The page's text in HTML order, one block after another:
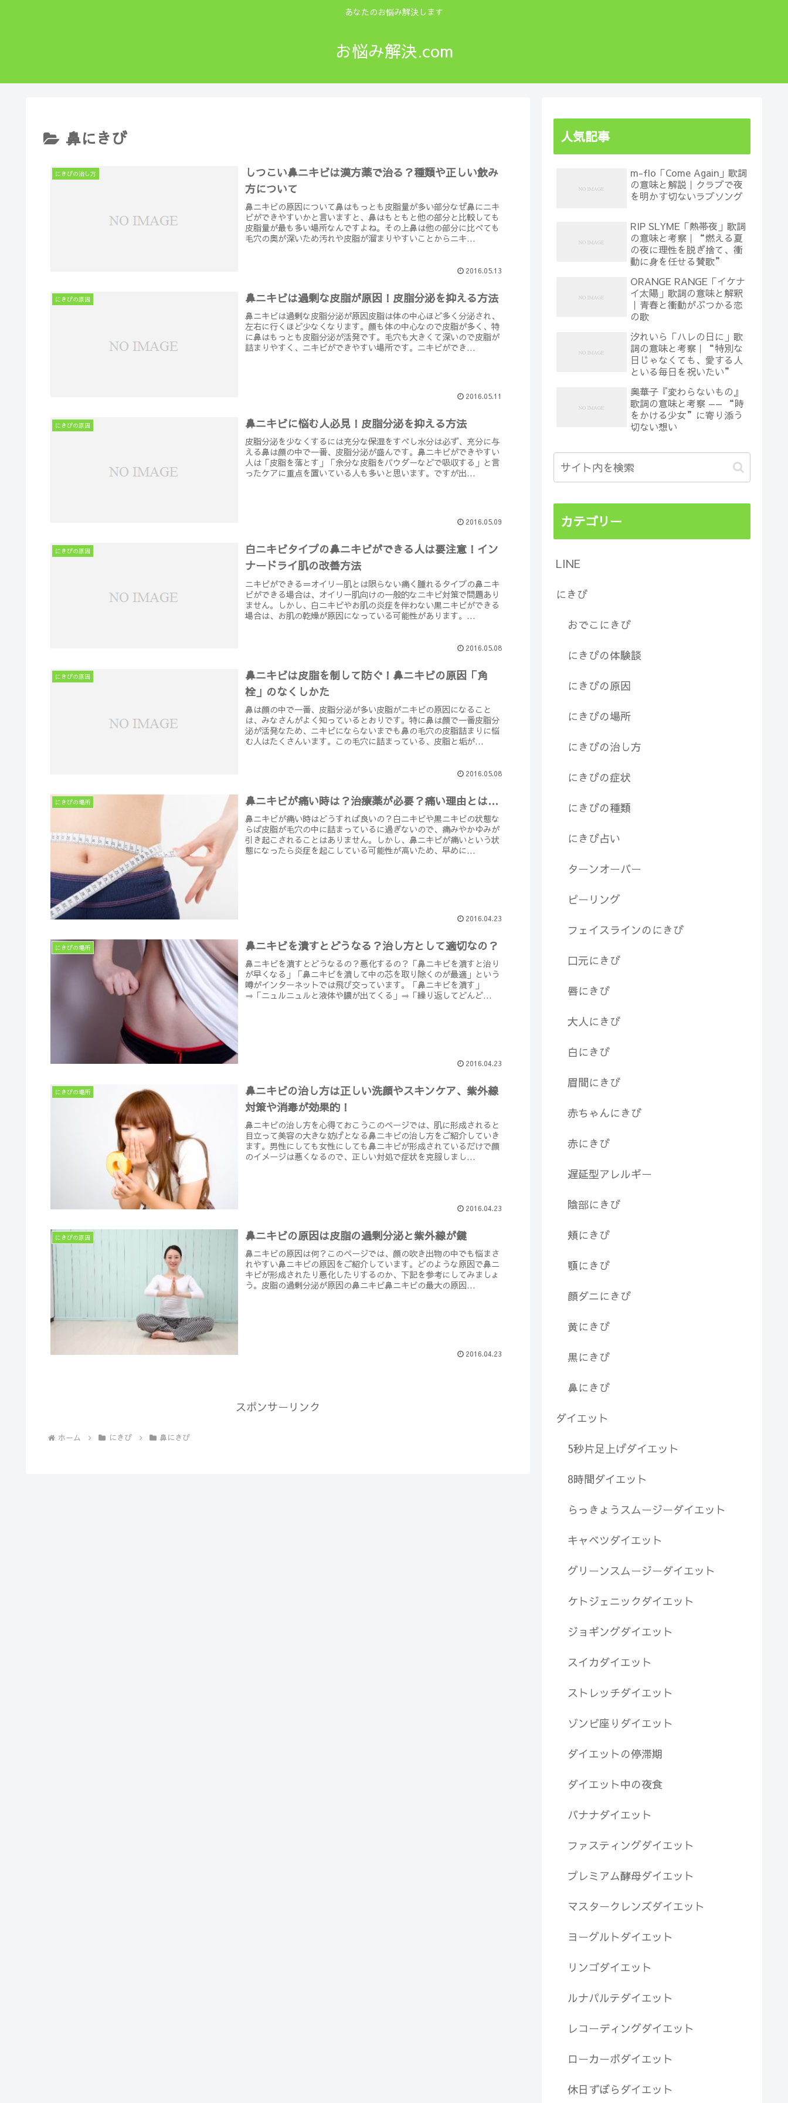
あなたのお悩み解決します
お悩み解決.com
鼻にきび
にきびの治し方
しつこい鼻ニキビは漢方薬で治る？種類や正しい飲み
方について
鼻ニキビの原因について鼻はもっとも皮脂量が多い部分なぜ鼻にニキ
ビができやすいかと言いますと、鼻はもともと他の部分と比較しても
皮脂量が最も多い場所なんですよね。その上鼻は他の部分に比べても
毛穴の奥が深いため汚れや皮脂が溜まりやすいことからニキ...
2016.05.13
にきびの原因 鼻ニキビは過剰な皮脂が原因！皮脂分泌を抑える方法
鼻ニキビは過剰な皮脂分泌が原因皮脂は体の中心ほど多く分泌され、
左右に行くほど少なくなります。顔も体の中心なので皮脂が多く、特
に鼻はもっとも皮脂分泌が活発です。毛穴も大きくて深いので皮脂が
詰まりやすく、ニキビができやすい場所です。ニキビができ...
2016.05.11
にきびの原因 鼻ニキビに悩む人必見！皮脂分泌を抑える方法
皮脂分泌を少なくするには充分な保湿をすべし水分は必ず、充分に与
える鼻は顔の中で一番、皮脂分泌が盛んです。鼻ニキビができやすい
人は「皮脂を落とす」「余分な皮脂をパウダーなどで吸収する」と言
ったケアに重点を置いている人も多いと思います。ですが出...
2016.05.09
にきびの原因
白ニキビタイプの鼻ニキビができる人は要注意！イン
ナードライ肌の改善方法
ニキビができる＝オイリー肌とは限らない痛く腫れるタイプの鼻ニキ
ビができる場合は、オイリー肌向けの一般的なニキビ対策で問題あり
ません。しかし、白ニキビやお肌の炎症を伴わない黒ニキビができる
場合は、お肌の乾燥が原因になっている可能性があります。...
2016.05.08
にきびの原因
鼻ニキビは皮脂を制して防ぐ！鼻ニキビの原因「角
栓」のなくしかた
鼻は顔の中で一番、皮脂分泌が多い皮脂がニキビの原因になること
は、みなさんがよく知っているとおりです。特に鼻は顔で一番皮脂分
泌が活発なため、ニキビにならないまでも鼻の毛穴の皮脂詰まりに悩
む人はたくさんいます。この毛穴に詰まっている、皮脂と垢が...
2016.05.08
にきびの場所 鼻ニキビが痛い時は？治療薬が必要？痛い理由とは…
鼻ニキビが痛い時はどうすれば良いの？白ニキビや黒ニキビの状態な
らば皮脂が毛穴の中に詰まっているに過ぎないので、痛みやかゆみが
引き起こされることはありません。しかし、鼻ニキビが痛いという状
態になったら炎症を起こしている可能性が高いため、早めに...
2016.04.23
にきびの場所 鼻ニキビを潰すとどうなる？治し方として適切なの？
鼻ニキビを潰すとどうなるの？悪化するの？「鼻ニキビを潰すと治り
が早くなる」「鼻ニキビを潰して中の芯を取り除くのが最適」という
噂がインターネットでは飛び交っています。「鼻ニキビを潰す」
⇒「ニュルニュルと液体や膿が出てくる」⇒「繰り返してどんど...
2016.04.23
にきびの場所
鼻ニキビの治し方は正しい洗顔やスキンケア、紫外線
対策や消毒が効果的！
鼻ニキビの治し方を心得ておこうこのページでは、肌に形成されると
目立って美容の大きな妨げとなる鼻ニキビの治し方をご紹介していき
ます。男性にしても女性にしても鼻ニキビが形成されているだけで顔
のイメージは悪くなるので、正しい対処で症状を克服しまし...
2016.04.23
にきびの原因 鼻ニキビの原因は皮脂の過剰分泌と紫外線が鍵
鼻ニキビの原因は何？このページでは、顔の吹き出物の中でも悩まさ
れやすい鼻ニキビの原因をご紹介しています。どのような原因で鼻ニ
キビが形成されたり悪化したりするのか、下記を参考にしてみましょ
う。皮脂の過剰分泌が原因の鼻ニキビ鼻ニキビの最大の原因...
2016.04.23
スポンサーリンク
ホーム にきび 鼻にきび
人気記事
m-flo「Come Again」歌詞
の意味と解説｜クラブで夜
を明かす切ないラブソング
RIP SLYME「熱帯夜」歌詞
の意味と考察｜“燃える夏
の夜に理性を脱ぎ捨て、衝
動に身を任せる賛歌”
ORANGE RANGE「イケナ
イ太陽」歌詞の意味と解釈
｜青春と衝動がぶつかる恋
の歌
汐れいら「ハレの日に」歌
詞の意味と考察｜“特別な
日じゃなくても、愛する人
といる毎日を祝いたい”
奥華子『変わらないもの』
歌詞の意味と考察 —— “時
をかける少女”に寄り添う
切ない想い
カテゴリー
LINE
にきび
おでこにきび
にきびの体験談
にきびの原因
にきびの場所
にきびの治し方
にきびの症状
にきびの種類
にきび占い
ターンオーバー
ピーリング
フェイスラインのにきび
口元にきび
唇にきび
大人にきび
白にきび
眉間にきび
赤ちゃんにきび
赤にきび
遅延型アレルギー
陰部にきび
頬にきび
顎にきび
顔ダニにきび
黄にきび
黒にきび
鼻にきび
ダイエット
5秒片足上げダイエット
8時間ダイエット
らっきょうスムージーダイエット
キャベツダイエット
グリーンスムージーダイエット
ケトジェニックダイエット
ジョギングダイエット
スイカダイエット
ストレッチダイエット
ゾンビ座りダイエット
ダイエットの停滞期
ダイエット中の夜食
バナナダイエット
ファスティングダイエット
プレミアム酵母ダイエット
マスタークレンズダイエット
ヨーグルトダイエット
リンゴダイエット
ルナパルテダイエット
レコーディングダイエット
ローカーボダイエット
休日ずぼらダイエット